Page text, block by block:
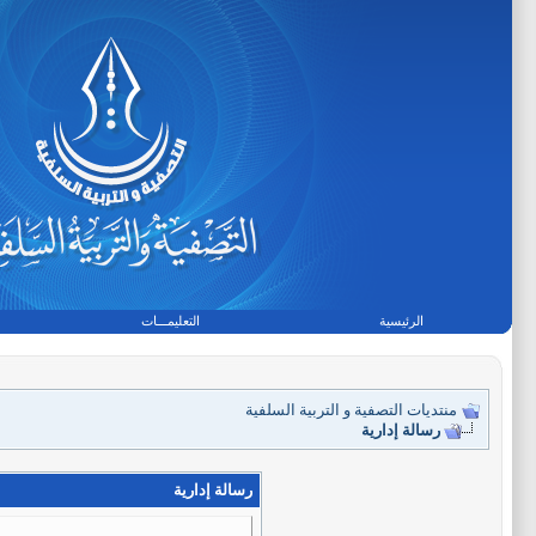
الرئيسية التعليمـــات
منتديات التصفية و التربية السلفية
رسالة إدارية
رسالة إدارية